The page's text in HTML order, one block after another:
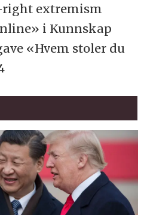
right extremism
i Kunnskap
«Hvem stoler du